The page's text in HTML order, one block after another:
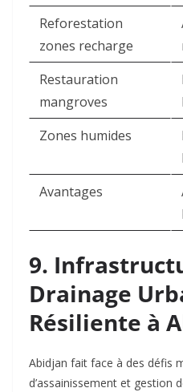
Reforestation
zones recharge
Restauration
mangroves
Zones humides
Avantages
9.
Drainage
Résiliente à
Abidjan fait face à des défis
d’assainissement et gestion